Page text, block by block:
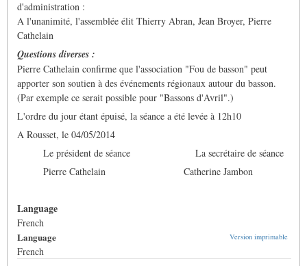
d'administration :
A l'unanimité, l'assemblée élit Thierry Abran, Jean Broyer, Pierre
Cathelain
Questions diverses :
Pierre Cathelain confirme que l'association "Fou de basson" peut
apporter son soutien à des événements régionaux autour du basson.
(Par exemple ce serait possible pour "Bassons d'Avril".)
L'ordre du jour étant épuisé, la séance a été levée à 12h10
A Rousset, le 04/05/2014
Le président de séance La secrétaire de séance
Pierre Cathelain Catherine Jambon
Language
French
Version imprimable
Language
French